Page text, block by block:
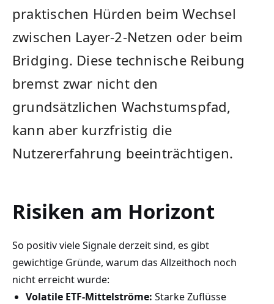
praktischen Hürden beim Wechsel
zwischen Layer-2-Netzen oder beim
Bridging. Diese technische Reibung
bremst zwar nicht den
grundsätzlichen Wachstumspfad,
kann aber kurzfristig die
Nutzererfahrung beeinträchtigen.
Risiken am Horizont
So positiv viele Signale derzeit sind, es gibt
gewichtige Gründe, warum das Allzeithoch noch
nicht erreicht wurde:
Volatile ETF-Mittelströme: Starke Zuflüsse